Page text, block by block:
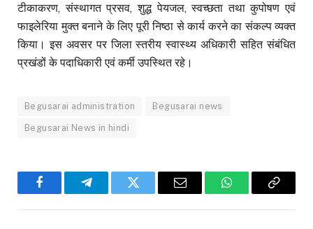
टीकाकरण, संस्थागत प्रसव, शुद्ध पेयजल, स्वच्छता तथा कुपोषण एवं
फाइलेरिया मुक्त बनाने के लिए पूरी निष्ठा से कार्य करने का संकल्प व्यक्त
किया। इस अवसर पर जिला स्तरीय स्वास्थ्य अधिकारी सहित संबंधित
प्रखंडों के पदाधिकारी एवं कर्मी उपस्थित रहे।
Begusarai administration Begusarai news
Begusarai News in hindi
FacebookTelegramTwitter Email WhatsAppCopy